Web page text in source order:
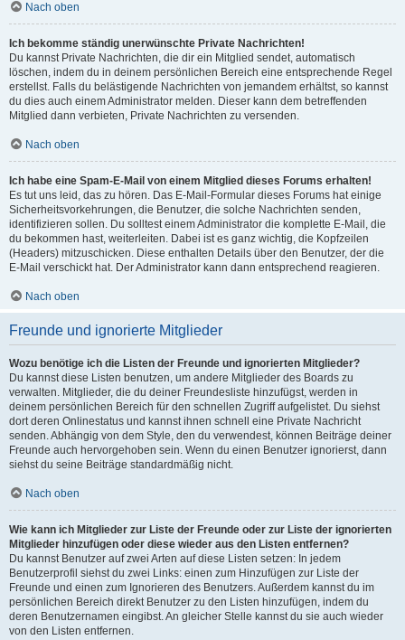
Nach oben
Ich bekomme ständig unerwünschte Private Nachrichten!
Du kannst Private Nachrichten, die dir ein Mitglied sendet, automatisch
löschen, indem du in deinem persönlichen Bereich eine entsprechende Regel
erstellst. Falls du belästigende Nachrichten von jemandem erhältst, so kannst
du dies auch einem Administrator melden. Dieser kann dem betreffenden
Mitglied dann verbieten, Private Nachrichten zu versenden.
Nach oben
Ich habe eine Spam-E-Mail von einem Mitglied dieses Forums erhalten!
Es tut uns leid, das zu hören. Das E-Mail-Formular dieses Forums hat einige
Sicherheitsvorkehrungen, die Benutzer, die solche Nachrichten senden,
identifizieren sollen. Du solltest einem Administrator die komplette E-Mail, die
du bekommen hast, weiterleiten. Dabei ist es ganz wichtig, die Kopfzeilen
(Headers) mitzuschicken. Diese enthalten Details über den Benutzer, der die
E-Mail verschickt hat. Der Administrator kann dann entsprechend reagieren.
Nach oben
Freunde und ignorierte Mitglieder
Wozu benötige ich die Listen der Freunde und ignorierten Mitglieder?
Du kannst diese Listen benutzen, um andere Mitglieder des Boards zu
verwalten. Mitglieder, die du deiner Freundesliste hinzufügst, werden in
deinem persönlichen Bereich für den schnellen Zugriff aufgelistet. Du siehst
dort deren Onlinestatus und kannst ihnen schnell eine Private Nachricht
senden. Abhängig von dem Style, den du verwendest, können Beiträge deiner
Freunde auch hervorgehoben sein. Wenn du einen Benutzer ignorierst, dann
siehst du seine Beiträge standardmäßig nicht.
Nach oben
Wie kann ich Mitglieder zur Liste der Freunde oder zur Liste der ignorierten
Mitglieder hinzufügen oder diese wieder aus den Listen entfernen?
Du kannst Benutzer auf zwei Arten auf diese Listen setzen: In jedem
Benutzerprofil siehst du zwei Links: einen zum Hinzufügen zur Liste der
Freunde und einen zum Ignorieren des Benutzers. Außerdem kannst du im
persönlichen Bereich direkt Benutzer zu den Listen hinzufügen, indem du
deren Benutzernamen eingibst. An gleicher Stelle kannst du sie auch wieder
von den Listen entfernen.